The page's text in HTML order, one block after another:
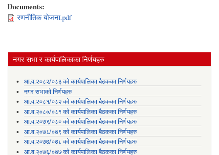
Documents:
रणनीतिक योजना.pdf
नगर सभा र कार्यपालिकाका निर्णयहरु
आ.व.२०८२/०८३ को कार्यपालिका बैठकका निर्णयहरु
नगर सभाको निर्णयहरु
आ.व.२०८१/०८२ को कार्यपालिका बैठकका निर्णयहरु
आ.व.२०८०/०८१ को कार्यपालिका बैठकका निर्णयहरु
आ.व.२०७९/०८० को कार्यपालिका बैठकका निर्णयहरु
आ.व.२०७८/०७९ को कार्यपालिका बैठकका निर्णयहरु
आ.व.२०७७/०७८ को कार्यपालिका बैठकका निर्णयहरु
आ.व.२०७६/०७७ को कार्यपालिका बैठकका निर्णयहरु